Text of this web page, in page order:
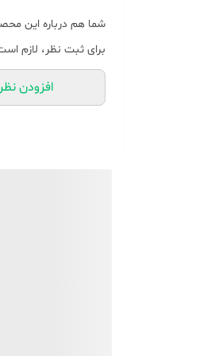
شما هم درباره این
برای ثبت نظر، لازم
افزودن نظر